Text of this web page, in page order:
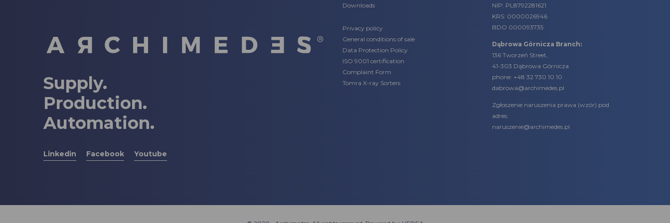
Supply.
Production.
Automation.
Linkedin Facebook Youtube
Downloads
Privacy policy
General conditions of sale
Data Protection Policy
ISO 9001 certification
Complaint Form
Tomra X-ray Sorters
NIP: PL8792281621
KRS: 0000026946
BDO 000093735
Dąbrowa Górnicza Branch:
136 Tworzeń Street,
41-303 Dąbrowa Górnicza
phone: +48 32 730 10 10
dabrowa@archimedes.pl
Zgłoszenie naruszenia prawa (wzór) pod
adres:
naruszenie@archimedes.pl